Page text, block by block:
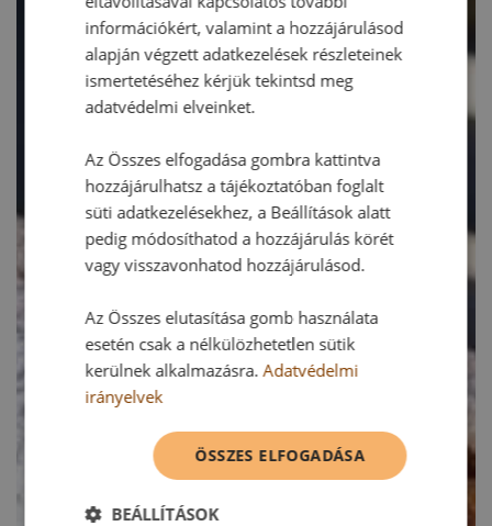
információkért, valamint a hozzájárulásod
alapján végzett adatkezelések részleteinek
ismertetéséhez kérjük tekintsd meg
adatvédelmi elveinket.
Az Összes elfogadása gombra kattintva
hozzájárulhatsz a tájékoztatóban foglalt
süti adatkezelésekhez, a Beállítások alatt
pedig módosíthatod a hozzájárulás körét
vagy visszavonhatod hozzájárulásod.
Az Összes elutasítása gomb használata
esetén csak a nélkülözhetetlen sütik
kerülnek alkalmazásra.Adatvédelmi
irányelvek
ÖSSZES ELFOGADÁSA
BEÁLLÍTÁSOK